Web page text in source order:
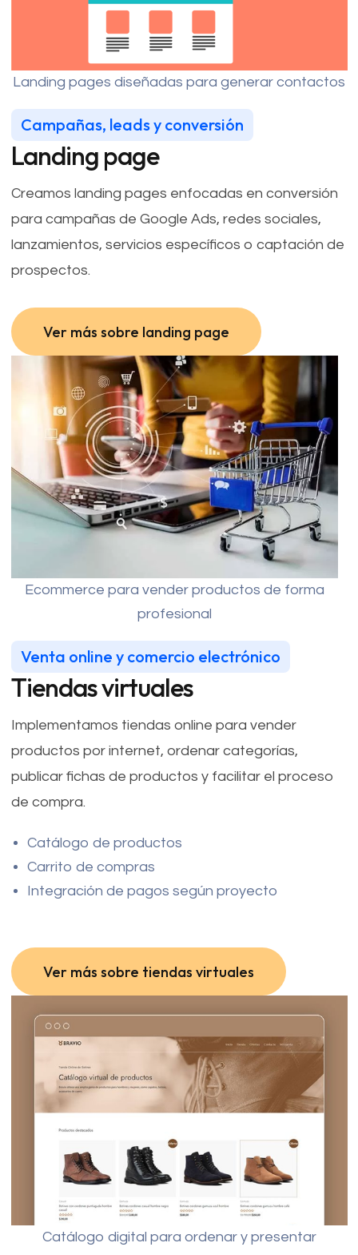
Campañas, leads y conversión
Landing page
Creamos landing pages enfocadas en conversión
para campañas de Google Ads, redes sociales,
lanzamientos, servicios específicos o captación de
prospectos.
Ver más sobre landing page
Ver más sobre landing page
Landing pages diseñadas para generar contactos
Venta online y comercio electrónico
Tiendas virtuales
Implementamos tiendas online para vender
productos por internet, ordenar categorías,
publicar fichas de productos y facilitar el proceso
de compra.
Catálogo de productos
Carrito de compras
Integración de pagos según proyecto
Ver más sobre tiendas virtuales
Ver más sobre tiendas virtuales
Ecommerce para vender productos de forma
profesional
Catálogo digital para ordenar y presentar